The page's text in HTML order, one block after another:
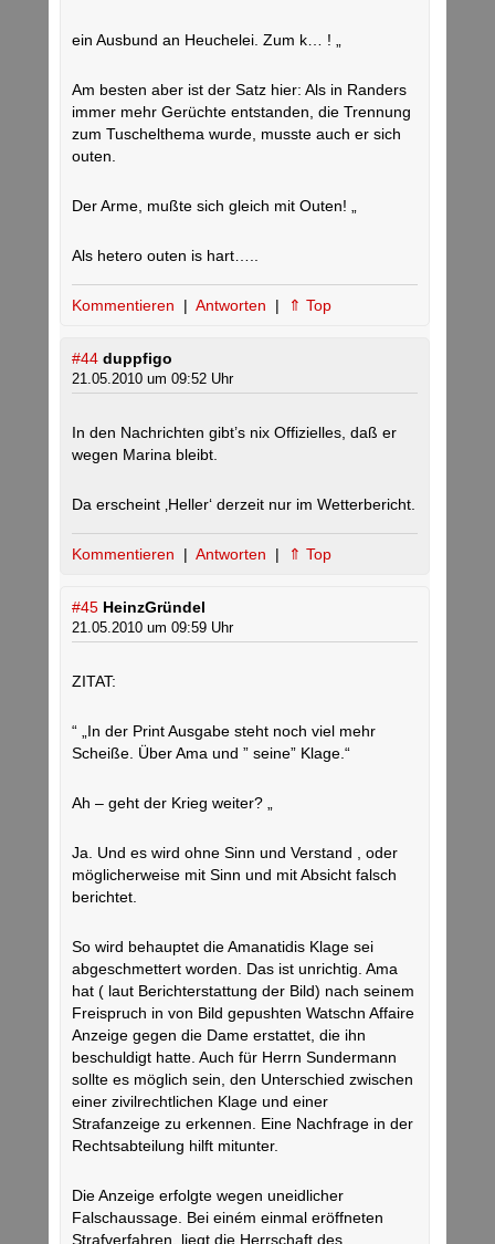
ein Ausbund an Heuchelei. Zum k… ! „
Am besten aber ist der Satz hier: Als in Randers
immer mehr Gerüchte entstanden, die Trennung
zum Tuschelthema wurde, musste auch er sich
outen.
Der Arme, mußte sich gleich mit Outen! „
Als hetero outen is hart…..
Kommentieren | Antworten | ⇑ Top
#44 duppfigo
21.05.2010 um 09:52 Uhr
In den Nachrichten gibt’s nix Offizielles, daß er
wegen Marina bleibt.
Da erscheint ‚Heller‘ derzeit nur im Wetterbericht.
Kommentieren | Antworten | ⇑ Top
#45 HeinzGründel
21.05.2010 um 09:59 Uhr
ZITAT:
“ „In der Print Ausgabe steht noch viel mehr
Scheiße. Über Ama und ” seine” Klage.“
Ah – geht der Krieg weiter? „
Ja. Und es wird ohne Sinn und Verstand , oder
möglicherweise mit Sinn und mit Absicht falsch
berichtet.
So wird behauptet die Amanatidis Klage sei
abgeschmettert worden. Das ist unrichtig. Ama
hat ( laut Berichterstattung der Bild) nach seinem
Freispruch in von Bild gepushten Watschn Affaire
Anzeige gegen die Dame erstattet, die ihn
beschuldigt hatte. Auch für Herrn Sundermann
sollte es möglich sein, den Unterschied zwischen
einer zivilrechtlichen Klage und einer
Strafanzeige zu erkennen. Eine Nachfrage in der
Rechtsabteilung hilft mitunter.
Die Anzeige erfolgte wegen uneidlicher
Falschaussage. Bei einém einmal eröffneten
Strafverfahren, liegt die Herrschaft des